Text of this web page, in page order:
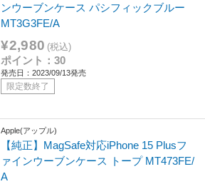
ンウーブンケース パシフィックブルー
MT3G3FE/A
¥2,980 (税込)
ポイント：30
発売日：2023/09/13発売
限定数終了
Apple(アップル)
【純正】MagSafe対応iPhone 15 Plusフ
ァインウーブンケース トープ MT473FE/
A